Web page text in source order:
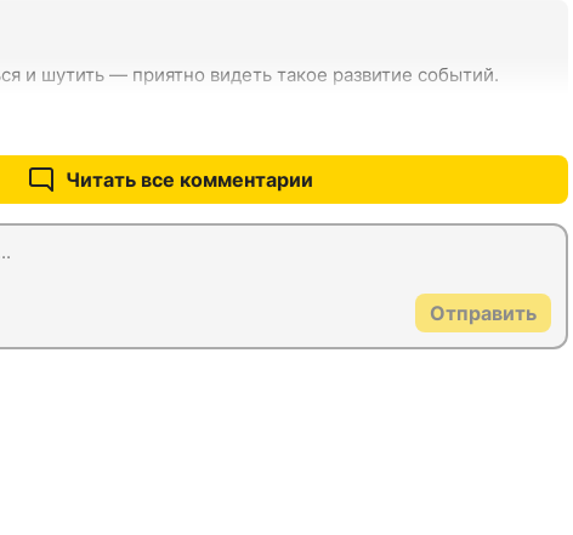
и шутить — приятно видеть такое развитие событий.
Читать все комментарии
Отправить